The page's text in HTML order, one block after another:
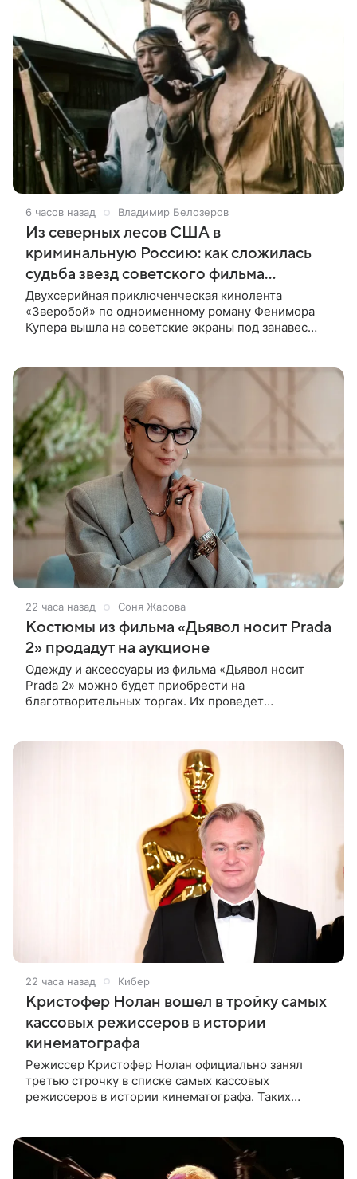
6 часов назад Владимир Белозеров
Из северных лесов США в
криминальную Россию: как сложилась
судьба звезд советского фильма
«Зверобой»
Двухсерийная приключенческая кинолента
«Зверобой» по одноименному роману Фенимора
Купера вышла на советские экраны под занавес
22 часа назад Соня Жарова
Костюмы из фильма «Дьявол носит Prada
2» продадут на аукционе
Одежду и аксессуары из фильма «Дьявол носит
Prada 2» можно будет приобрести на
благотворительных торгах. Их проведет
22 часа назад Кибер
Кристофер Нолан вошел в тройку самых
кассовых режиссеров в истории
кинематографа
Режиссер Кристофер Нолан официально занял
третью строчку в списке самых кассовых
режиссеров в истории кинематографа. Таких